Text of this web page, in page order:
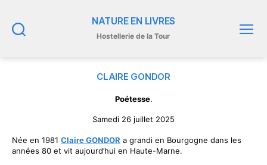
NATURE EN LIVRES
Hostellerie de la Tour
CLAIRE GONDOR
Poétesse.
Samedi 26 juillet 2025
Née en 1981 Claire GONDOR a grandi en Bourgogne dans les
années 80 et vit aujourd’hui en Haute-Marne.